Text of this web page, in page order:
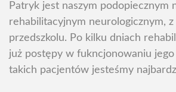
Patryk jest naszym podopiecznym
rehabilitacyjnym neurologicznym,
przedszkolu. Po kilku dniach
już postępy w fukncjonowaniu
takich pacjentów jesteśmy